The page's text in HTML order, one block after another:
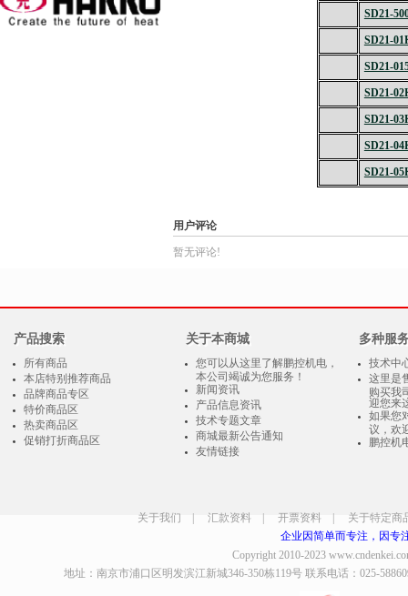
SD21-
SD21-
SD21-
SD21-
SD21-
SD21-
SD21-
用户评论
暂无评论!
产品搜索
所有商品
本店特别推荐商品
品牌商品专区
特价商品区
热卖商品区
促销打折商品区
关于本商城
您可以从这里了解鹏控机电，
本公司竭诚为您服务！
新闻资讯
产品信息资讯
技术专题文章
商城最新公告通知
友情链接
多种服
技术中
这里是
购买我
迎您来
如果您
议，欢
鹏控机
关于我们 汇款资料 开票资料
关于特定商
企业因简单而专注，因专
Copyright 2010-2023
地址：南京市浦口区明发滨江新城346-350栋119号 联系电话：025-